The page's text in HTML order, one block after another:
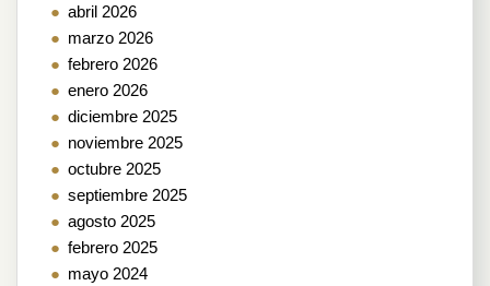
abril 2026
marzo 2026
febrero 2026
enero 2026
diciembre 2025
noviembre 2025
octubre 2025
septiembre 2025
agosto 2025
febrero 2025
mayo 2024